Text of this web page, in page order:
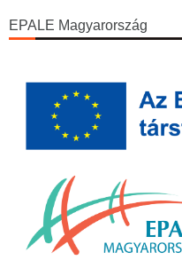
EPALE Magyarország